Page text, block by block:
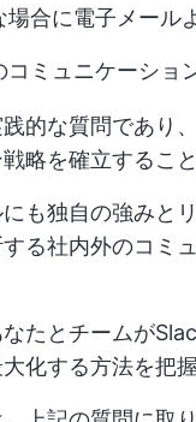
場合に電子メール
コミュニケーショ
的な質問であり
略を確立するこ
も独自の強みと
る社内外のコミ
たとチームが
化する方法を把